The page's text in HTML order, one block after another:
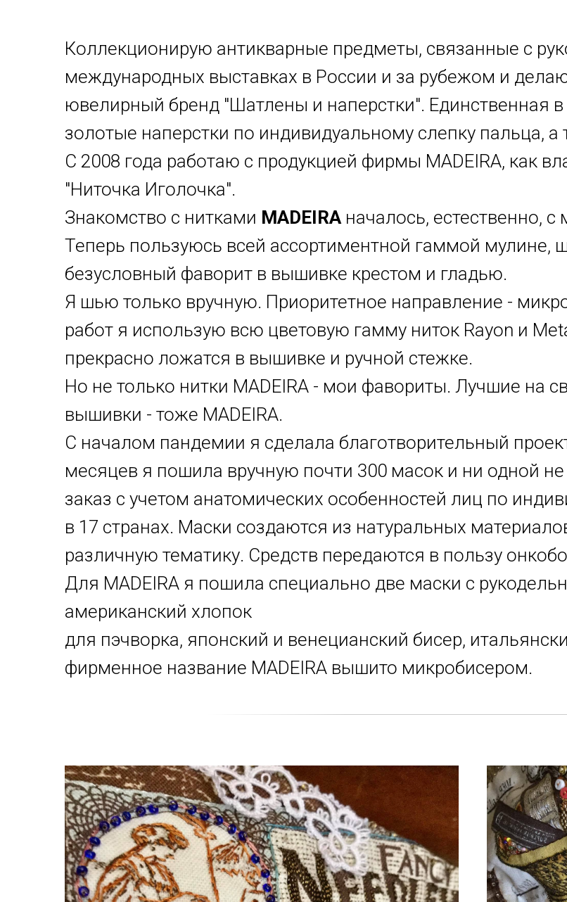
Коллекционирую антикварные предметы, связанные с
международных выставках в России и за рубежом и
ювелирный бренд "Шатлены и наперстки". Единственная
золотые наперстки по индивидуальному слепку пальца,
С 2008 года работаю с продукцией фирмы MADEIRA, как
"Ниточка Иголочка".
Знакомство с нитками MADEIRAначалось, естественно,
Теперь пользуюсь всей ассортиментной гаммой мулине,
безусловный фаворит в вышивке крестом и гладью.
Я шью только вручную. Приоритетное направление -
работ я использую всю цветовую гамму ниток Rayon и
прекрасно ложатся в вышивке и ручной стежке.
Но не только нитки MADEIRA - мои фавориты. Лучшие на
вышивки - тоже MADEIRA.
С началом пандемии я сделала благотворительный
месяцев я пошила вручную почти 300 масок и ни одной
заказ с учетом анатомических особенностей лиц по
в 17 странах. Маски создаются из натуральных
различную тематику. Средств передаются в пользу
Для MADEIRA я пошила специально две маски с
американский хлопок
для пэчворка, японский и венецианский бисер,
фирменное название MADEIRA вышито микробисером.